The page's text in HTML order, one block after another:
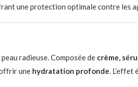
une protection optimale contre les
radieuse. Composée de crème,
une hydratation profonde.